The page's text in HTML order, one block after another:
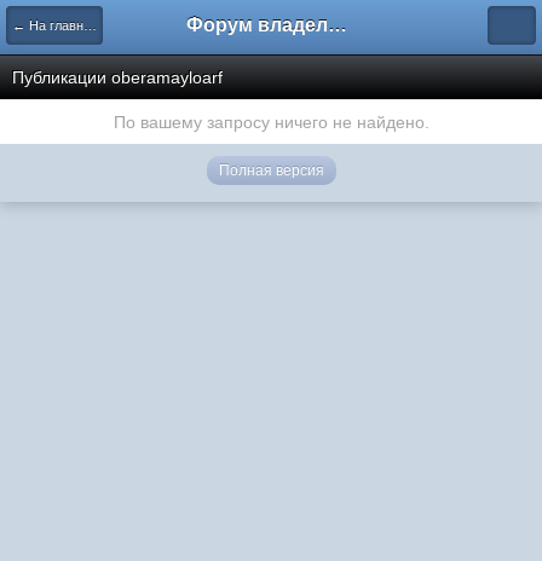
← На главную Форум владельцев интернет-магазинов
Публикации oberamayloarf
По вашему запросу ничего не найдено.
Полная версия